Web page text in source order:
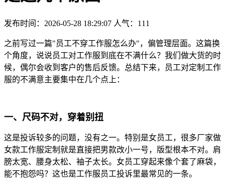
发布时间：2026-05-28 18:29:07 人气： 111
之前写过一篇"员工不穿工作服怎么办"，偏管理层面。这篇换
个角度，说说员工对工作服到底在不满什么？我们做大货的时
候，偶尔会收到客户的售后反馈。总结下来，员工对定制工作
服的不满意主要集中在几个点上：
一、尺码不对，穿着别扭
这是投诉较多的问题，没有之一。 特别是女员工，很多厂家做
女款工作服定制就是直接把男款改小一号，版型根本不对。肩
膀太宽、腰身太松、袖子太长。女员工穿起来像个套了麻袋，
能不抱怨吗？这也是工作服员工投诉里最常见的一条。